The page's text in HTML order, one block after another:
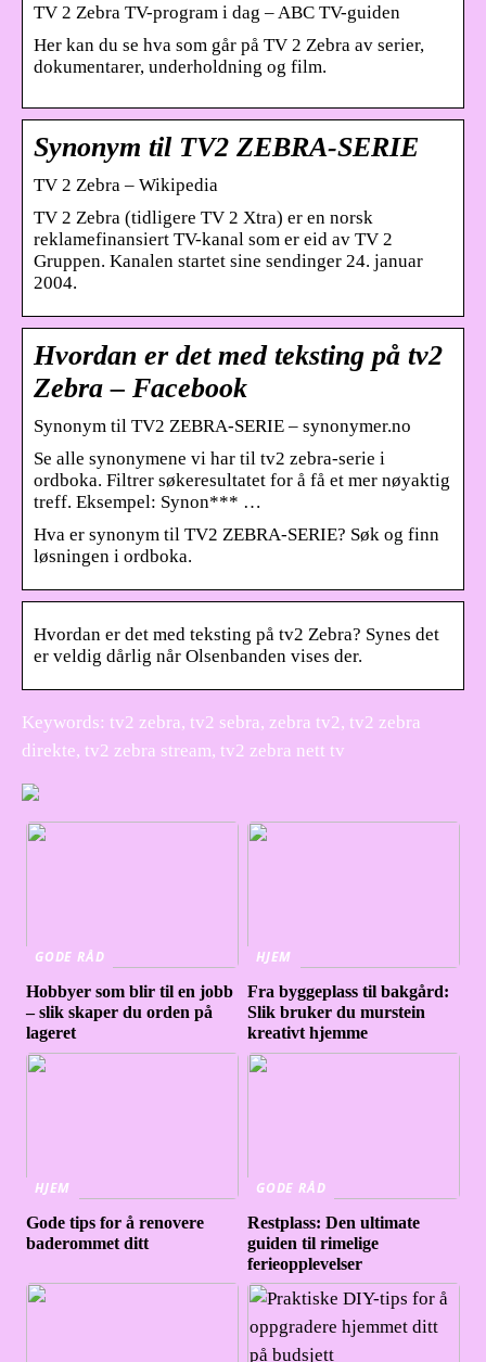
TV 2 Zebra TV-program i dag – ABC TV-guiden
Her kan du se hva som går på TV 2 Zebra av serier,
dokumentarer, underholdning og film.
Synonym til TV2 ZEBRA-SERIE
TV 2 Zebra – Wikipedia
TV 2 Zebra (tidligere TV 2 Xtra) er en norsk
reklamefinansiert TV-kanal som er eid av TV 2
Gruppen. Kanalen startet sine sendinger 24. januar
2004.
Hvordan er det med teksting på tv2
Zebra – Facebook
Synonym til TV2 ZEBRA-SERIE – synonymer.no
Se alle synonymene vi har til tv2 zebra-serie i
ordboka. Filtrer søkeresultatet for å få et mer nøyaktig
treff. Eksempel: Synon*** …
Hva er synonym til TV2 ZEBRA-SERIE? Søk og finn
løsningen i ordboka.
Hvordan er det med teksting på tv2 Zebra? Synes det
er veldig dårlig når Olsenbanden vises der.
Keywords: tv2 zebra, tv2 sebra, zebra tv2, tv2 zebra
direkte, tv2 zebra stream, tv2 zebra nett tv
GODE RÅD
Hobbyer som blir til en jobb
– slik skaper du orden på
lageret
HJEM
Fra byggeplass til bakgård:
Slik bruker du murstein
kreativt hjemme
HJEM
Gode tips for å renovere
baderommet ditt
GODE RÅD
Restplass: Den ultimate
guiden til rimelige
ferieopplevelser